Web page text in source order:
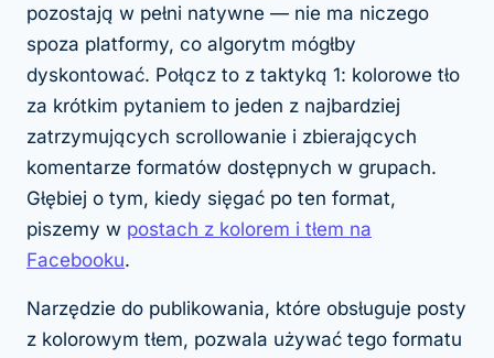
pozostają w pełni natywne — nie ma niczego
spoza platformy, co algorytm mógłby
dyskontować. Połącz to z taktyką 1: kolorowe tło
za krótkim pytaniem to jeden z najbardziej
zatrzymujących scrollowanie i zbierających
komentarze formatów dostępnych w grupach.
Głębiej o tym, kiedy sięgać po ten format,
piszemy w postach z kolorem i tłem na
Facebooku.
Narzędzie do publikowania, które obsługuje posty
z kolorowym tłem, pozwala używać tego formatu